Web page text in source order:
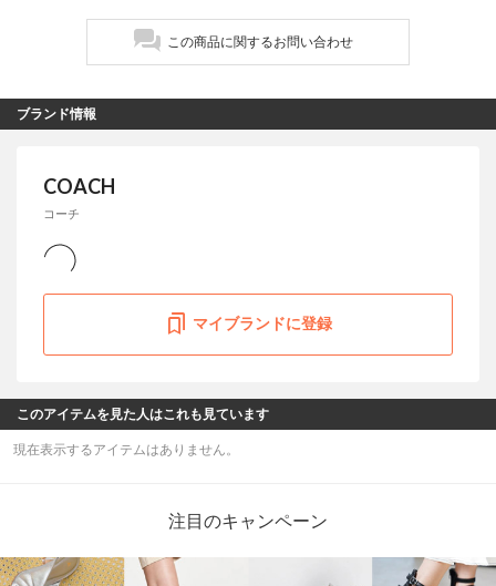
この商品に関するお問い合わせ
ブランド情報
COACH
コーチ
マイブランドに登録
このアイテムを見た人はこれも見ています
現在表示するアイテムはありません。
注目のキャンペーン